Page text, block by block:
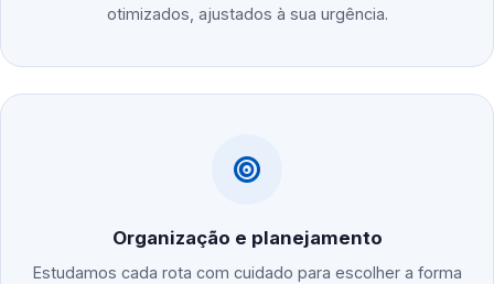
otimizados, ajustados à sua urgência.
Organização e planejamento
Estudamos cada rota com cuidado para escolher a forma